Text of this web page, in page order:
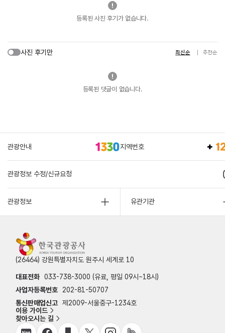
등록된 사진 후기가 없습니다.
사진 후기만 최신순 추천순
등록된 댓글이 없습니다.
관광안내 지역번호
관광정보 수정/신규요청
관광정보 유관기관
(26464) 강원특별자치도 원주시 세계로 10
대표전화 033-738-3000 (유료, 평일 09시~18시)
사업자등록번호
202-81-50707
통신판매업신고 제2009-서울중구-1234호
이용 가이드
찾아오시는 길